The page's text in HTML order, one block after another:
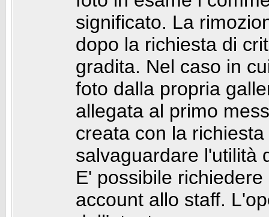
significato. La
dopo la richiesta di
gradita. Nel caso in
foto dalla propria
allegata al primo
creata con la
salvaguardare l'utilità
E' possibile
account allo staff.